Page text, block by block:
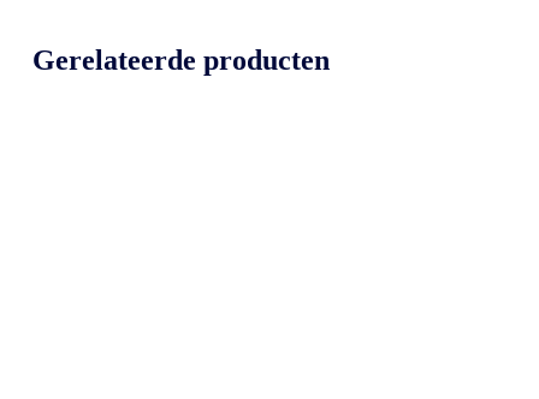
Gerelateerde producten